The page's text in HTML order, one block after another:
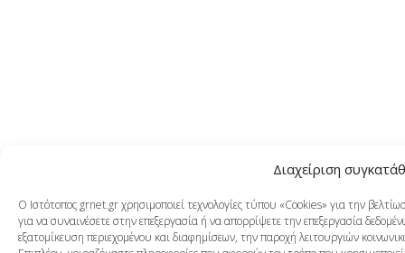
Διαχείριση
Ο Ιστότοπος grnet.gr χρησιμοποιεί τεχνολογίες τύπου «Cookies» για την
για να συναινέσετε στην επεξεργασία ή να απορρίψετε την επεξεργασία
εξατομίκευση περιεχομένου και διαφημίσεων, την παροχή λειτουργιών